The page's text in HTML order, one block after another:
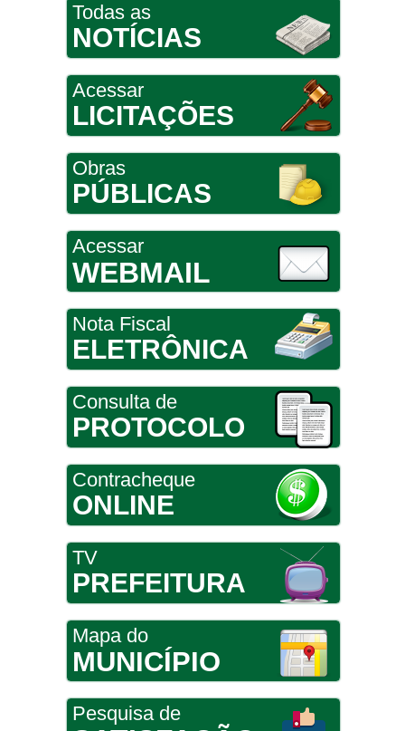
Todas as
NOTÍCIAS
Acessar
LICITAÇÕES
Obras
PÚBLICAS
Acessar
WEBMAIL
Nota Fiscal
ELETRÔNICA
Consulta de
PROTOCOLO
Contracheque
ONLINE
TV
PREFEITURA
Mapa do
MUNICÍPIO
Pesquisa de